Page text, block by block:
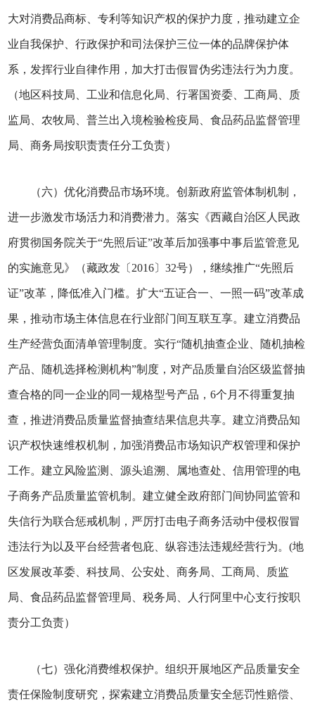
大对消费品商标、专利等知识产权的保护力度，推动建立企
业自我保护、行政保护和司法保护三位一体的品牌保护体
系，发挥行业自律作用，加大打击假冒伪劣违法行为力度。
（地区科技局、工业和信息化局、行署国资委、工商局、质
监局、农牧局、普兰出入境检验检疫局、食品药品监督管理
局、商务局按职责责任分工负责）
（六）优化消费品市场环境。创新政府监管体制机制，
进一步激发市场活力和消费潜力。落实《西藏自治区人民政
府贯彻国务院关于“先照后证”改革后加强事中事后监管意见
的实施意见》（藏政发〔2016〕32号），继续推广“先照后
证”改革，降低准入门槛。扩大“五证合一、一照一码”改革成
果，推动市场主体信息在行业部门间互联互享。建立消费品
生产经营负面清单管理制度。实行“随机抽查企业、随机抽检
产品、随机选择检测机构”制度，对产品质量自治区级监督抽
查合格的同一企业的同一规格型号产品，6个月不得重复抽
查，推进消费品质量监督抽查结果信息共享。建立消费品知
识产权快速维权机制，加强消费品市场知识产权管理和保护
工作。建立风险监测、源头追溯、属地查处、信用管理的电
子商务产品质量监管机制。建立健全政府部门间协同监管和
失信行为联合惩戒机制，严厉打击电子商务活动中侵权假冒
违法行为以及平台经营者包庇、纵容违法违规经营行为。(地
区发展改革委、科技局、公安处、商务局、工商局、质监
局、食品药品监督管理局、税务局、人行阿里中心支行按职
责分工负责）
（七）强化消费维权保护。组织开展地区产品质量安全
责任保险制度研究，探索建立消费品质量安全惩罚性赔偿、